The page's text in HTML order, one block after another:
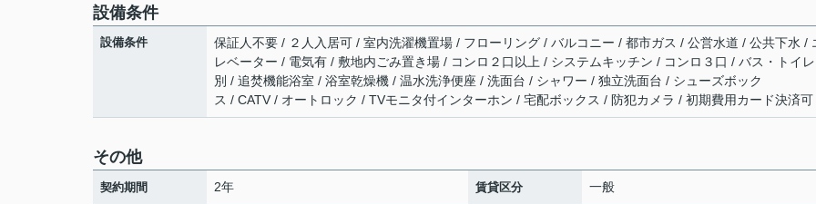
設備条件
設備条件
保証人不要 / ２人入居可 / 室内洗濯機置場 / フローリング / バルコニー / 都市ガス / 公営水道 / 公共下水 /
レベーター / 電気有 / 敷地内ごみ置き場 / コンロ２口以上 / システムキッチン / コンロ３口 / バス・トイレ
別 / 追焚機能浴室 / 浴室乾燥機 / 温水洗浄便座 / 洗面台 / シャワー / 独立洗面台 / シューズボック
ス / CATV / オートロック / TVモニタ付インターホン / 宅配ボックス / 防犯カメラ / 初期費用カード決済可
その他
契約期間 2年 賃貸区分 一般